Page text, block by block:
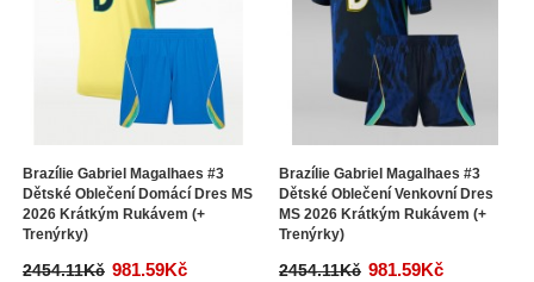
Brazílie Gabriel Magalhaes #3
Dětské Oblečení Domácí Dres MS
2026 Krátkým Rukávem (+
Trenýrky)
2454.11Kč 981.59Kč
Brazílie Gabriel Magalhaes #3
Dětské Oblečení Venkovní Dres
MS 2026 Krátkým Rukávem (+
Trenýrky)
2454.11Kč 981.59Kč